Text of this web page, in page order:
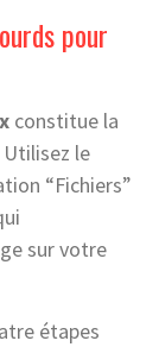
pour
constitue la
le
“Fichiers”
sur votre
étapes